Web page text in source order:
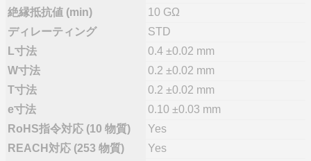
絶縁抵抗値 (min)
10 GΩ
ディレーティング
STD
L寸法
0.4 ±0.02 mm
W寸法
0.2 ±0.02 mm
T寸法
0.2 ±0.02 mm
e寸法
0.10 ±0.03 mm
RoHS指令対応 (10 物質)
Yes
REACH対応 (253 物質)
Yes